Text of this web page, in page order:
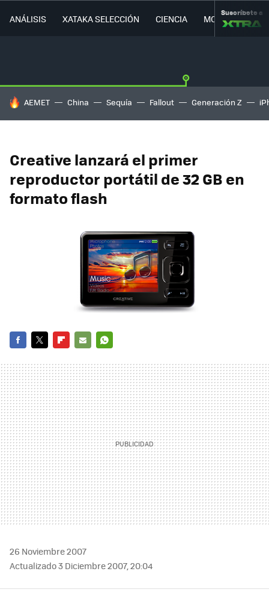
ANÁLISIS XATAKA SELECCIÓN CIENCIA MOVILIDAD
Suscríbete a
HOY SE HABLA DE
AEMET China Sequía Fallout Generación Z
Creative lanzará el primer
reproductor portátil de 32 GB en
formato flash
MAIL
26 Noviembre 2007
Actualizado 3 Diciembre 2007, 20:04